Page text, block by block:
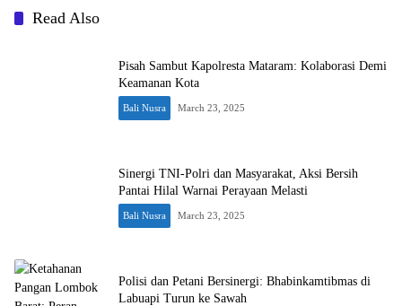
Read Also
Pisah Sambut Kapolresta Mataram: Kolaborasi Demi
Keamanan Kota
Bali Nusra March 23, 2025
Sinergi TNI-Polri dan Masyarakat, Aksi Bersih
Pantai Hilal Warnai Perayaan Melasti
Bali Nusra March 23, 2025
Polisi dan Petani Bersinergi: Bhabinkamtibmas di
Labuapi Turun ke Sawah